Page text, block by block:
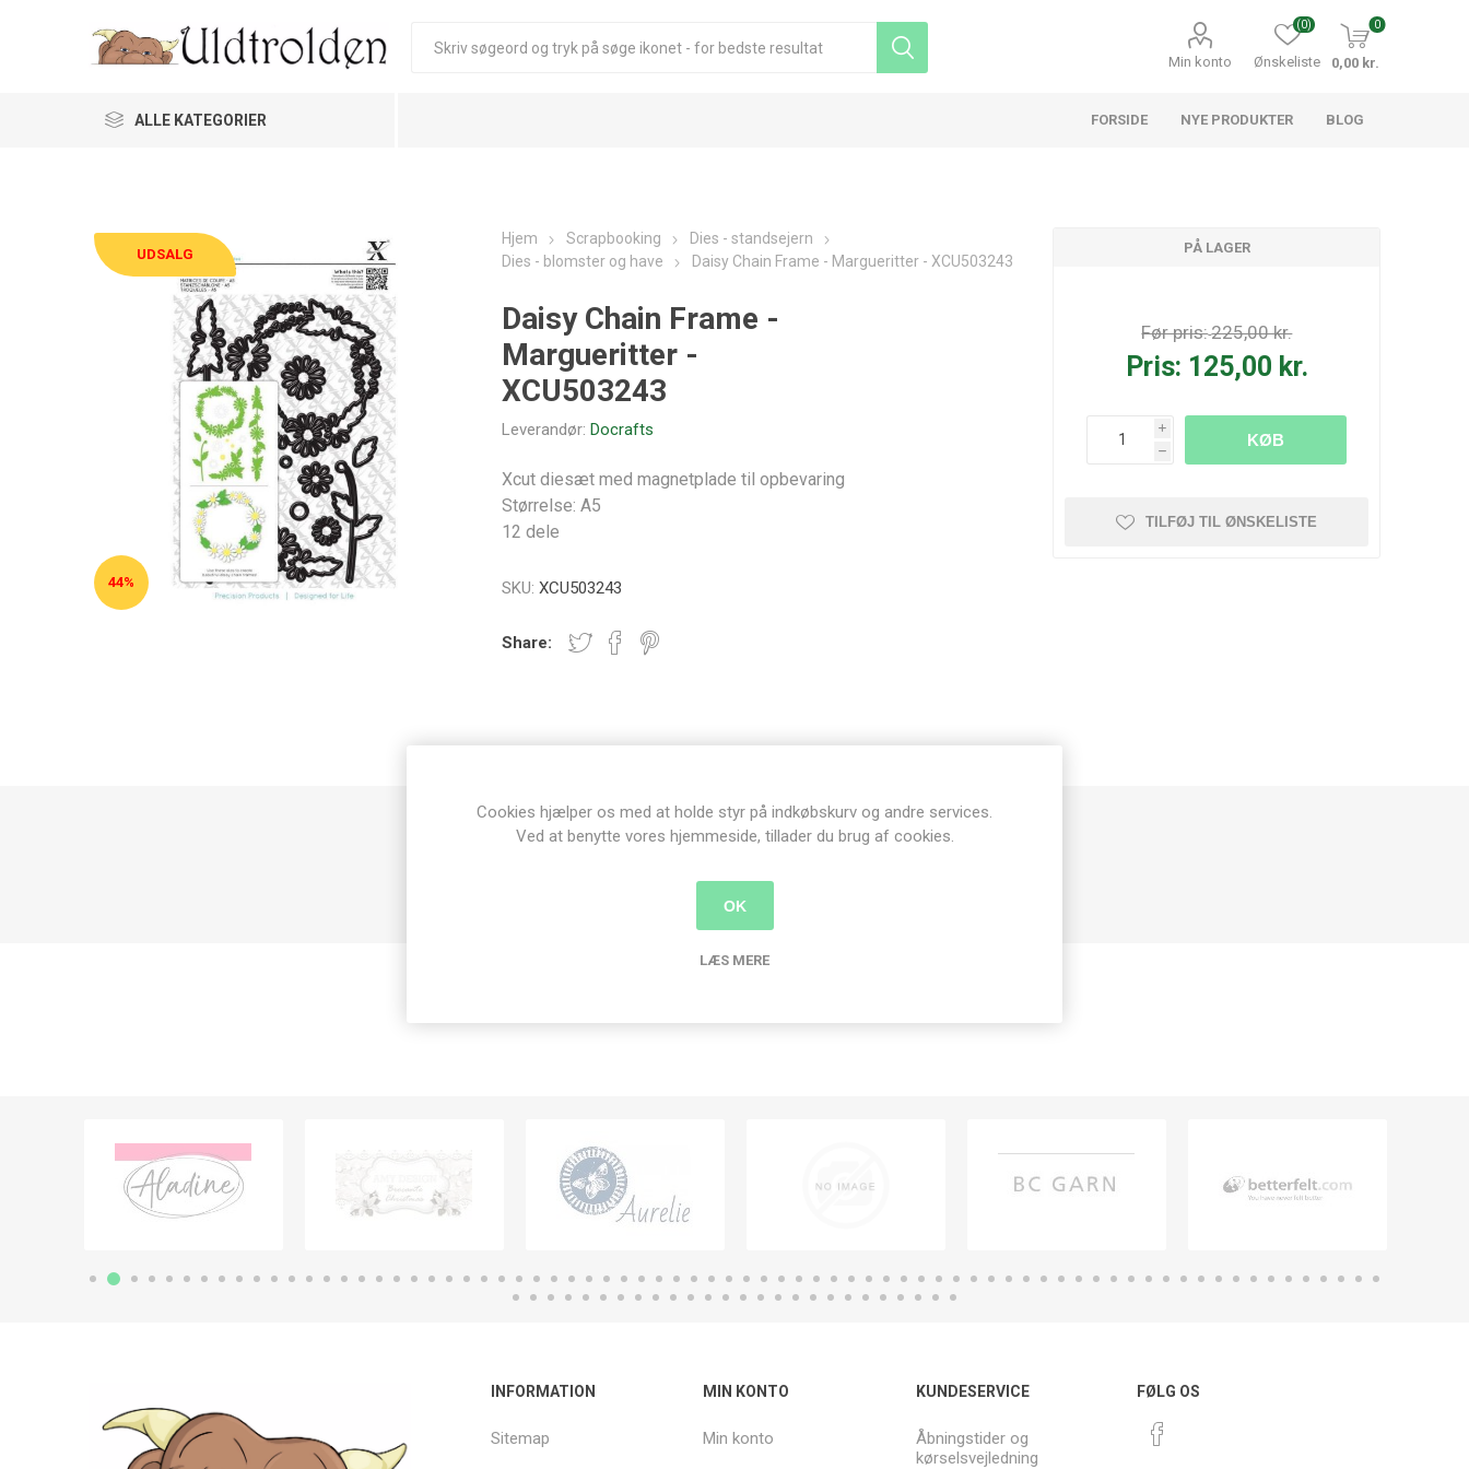
Min konto Ønskeliste
(0) 0
0,00 kr.
ALLE KATEGORIER FORSIDE NYE PRODUKTER BLOG
UDSALG
44%
Hjem Scrapbooking
Dies - standsejern
Dies - blomster og have
Daisy Chain Frame - Margueritter - XCU503243
Daisy Chain Frame -
Margueritter -
XCU503243
Leverandør: Docrafts
Xcut diesæt med magnetplade til opbevaring
Størrelse: A5
12 dele
SKU: XCU503243
Share:
PÅ LAGER
Før pris:225,00 kr.
Pris: 125,00 kr.
i
h
KØB
TILFØJ TIL ØNSKELISTE
INFORMATION
Sitemap
MIN KONTO
Min konto
KUNDESERVICE
Åbningstider og
kørselsvejledning
FØLG OS
Cookies hjælper os med at holde styr på indkøbskurv og andre services.
Ved at benytte vores hjemmeside, tillader du brug af cookies.
OK
LÆS MERE